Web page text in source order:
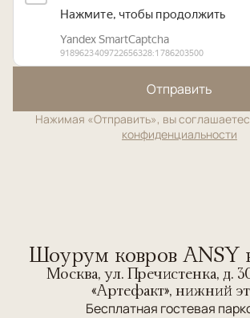
Отправить
Нажимая «Отправить», вы
конфиденциальности
Шоурум ковров ANSY
Москва, ул. Пречистенка, д.
«Артефакт», нижний
Бесплатная гостевая